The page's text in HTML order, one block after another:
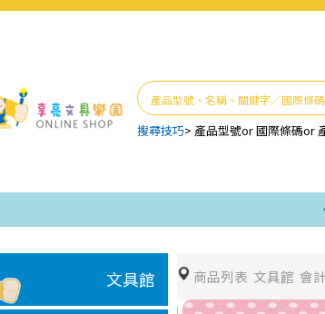
搜尋技巧> 產品型號or國際條碼or
逾期
文具館 商品列表 文具館 會